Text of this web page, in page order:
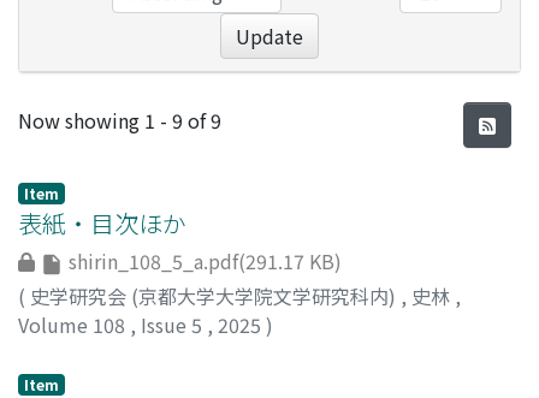
Update
Recent Submissions
Now showing 1 - 9 of 9
Item
表紙・目次ほか
shirin_108_5_a.pdf(291.17 KB)
( 史学研究会 (京都大学大学院文学研究科内) , 史林 ,
Volume 108 , Issue 5 , 2025 )
Item